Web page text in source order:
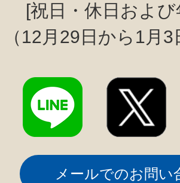
[祝日・休日およ
（12月29日から1月
メールでのお問い